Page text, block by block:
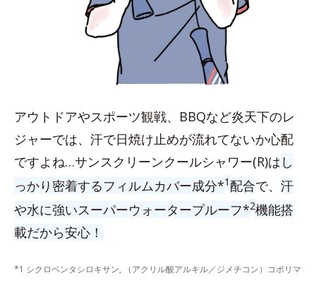
アウトドアやスポーツ観戦、BBQなど炎天下のレ
ジャーでは、汗で日焼け止めが流れてないか心配
ですよね…サンスクリーンクールシャワー(R)は し
っかり密着するフィルムカバー成分*1配合で、 汗
や水に強いスーパーウォータープルーフ*2機能搭
載だから安心！
*1 シクロペンタシロキサン, （アクリル酸アルキル／ジメチコン）コポリマ